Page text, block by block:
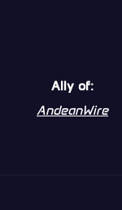
Ally of:
AndeanWire